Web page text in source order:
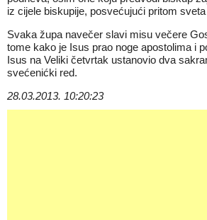
iz cijele biskupije, posvećujući pritom sveta
Svaka župa navečer slavi misu večere
tome kako je Isus prao noge apostolima i
Isus na Veliki četvrtak ustanovio dva
svećenićki red.
28.03.2013. 10:20:23